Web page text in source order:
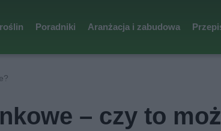
Poradniki Aranżacja i zabudowa
– czy to